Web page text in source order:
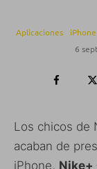
Aplicaciones
iPhone
6
Los chicos de
acaban de
iPhone, Nike+